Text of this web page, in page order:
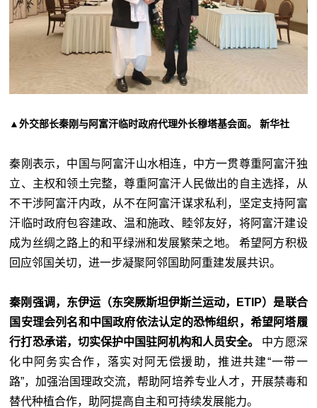
▲外交部长秦刚与阿富汗临时政府代理外长穆塔基会面。 新华社
秦刚表示，中国与阿富汗山水相连，中方一贯尊重阿富汗独
立、主权和领土完整，尊重阿富汗人民做出的自主选择，从
不干涉阿富汗内政，从不在阿富汗谋求私利，坚定支持阿富
汗临时政府包容建政、温和施政、睦邻友好，将阿富汗建设
成为丝绸之路上的和平绿洲和发展繁荣之地。 希望阿方积极
回应邻国关切，进一步凝聚阿邻国助阿重建发展共识。
秦刚强调，东伊运（东突厥斯坦伊斯兰运动，ETIP）是联合
国安理会列名和中国政府依法认定的恐怖组织，希望阿塔履
行打恐承诺，切实保护中国驻阿机构和人员安全。 中方愿深
化中阿务实合作，落实对阿无偿援助，推进共建“一带一
路”，加强治国理政交流，帮助阿培养专业人才，开展禁毒和
替代种植合作，助阿提高自主和可持续发展能力。